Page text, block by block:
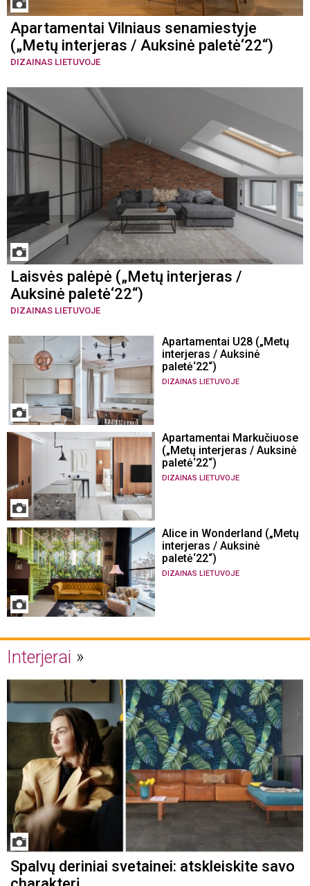
Apartamentai Vilniaus senamiestyje
(„Metų interjeras / Auksinė paletė‘22“)
DIZAINAS LIETUVOJE
Laisvės palėpė („Metų interjeras /
Auksinė paletė‘22“)
DIZAINAS LIETUVOJE
Apartamentai U28 („Metų
interjeras / Auksinė
paletė‘22“)
DIZAINAS LIETUVOJE
Apartamentai Markučiuose
(„Metų interjeras / Auksinė
paletė‘22“)
DIZAINAS LIETUVOJE
Alice in Wonderland („Metų
interjeras / Auksinė
paletė‘22“)
DIZAINAS LIETUVOJE
Interjerai
Spalvų deriniai svetainei: atskleiskite savo